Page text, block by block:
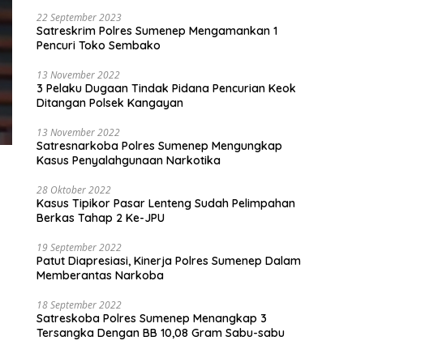
22 September 2023
Satreskrim Polres Sumenep Mengamankan 1
Pencuri Toko Sembako
13 November 2022
3 Pelaku Dugaan Tindak Pidana Pencurian Keok
Ditangan Polsek Kangayan
13 November 2022
Satresnarkoba Polres Sumenep Mengungkap
Kasus Penyalahgunaan Narkotika
28 Oktober 2022
Kasus Tipikor Pasar Lenteng Sudah Pelimpahan
Berkas Tahap 2 Ke-JPU
19 September 2022
Patut Diapresiasi, Kinerja Polres Sumenep Dalam
Memberantas Narkoba
18 September 2022
Satreskoba Polres Sumenep Menangkap 3
Tersangka Dengan BB 10,08 Gram Sabu-sabu